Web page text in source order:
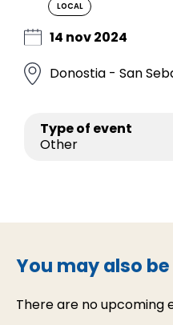
LOCAL
14 nov 2024
Donostia - San
Type of event
Other
You may also
There are no upcoming